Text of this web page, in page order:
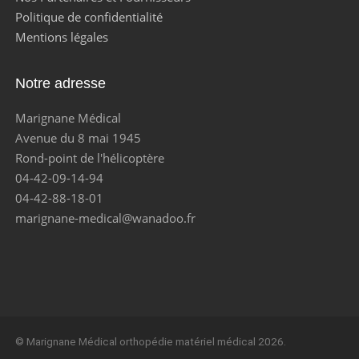
Politique de confidentialité
Mentions légales
Notre adresse
Marignane Médical
Avenue du 8 mai 1945
Rond-point de l'hélicoptère
04-42-09-14-94
04-42-88-18-01
marignane-medical@wanadoo.fr
© Marignane Médical orthopédie matériel médical 2026.